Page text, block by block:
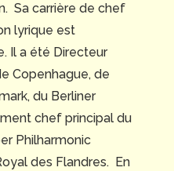
Sa carrière de chef
lyrique est
Il a été Directeur
Copenhague, de
du Berliner
chef principal du
Philharmonic
des Flandres. En